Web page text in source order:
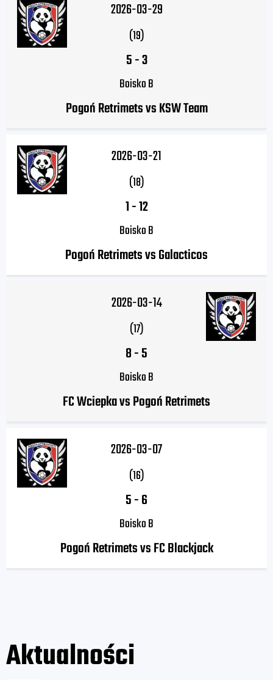
2026-03-29
(19)
5-3
Boisko B
Pogoń Retrimets vs KSW Team
2026-03-21
(18)
1-12
Boisko B
Pogoń Retrimets vs Galacticos
2026-03-14
(17)
8-5
Boisko B
FC Wciepka vs Pogoń Retrimets
2026-03-07
(16)
5-6
Boisko B
Pogoń Retrimets vs FC Blackjack
Aktualności